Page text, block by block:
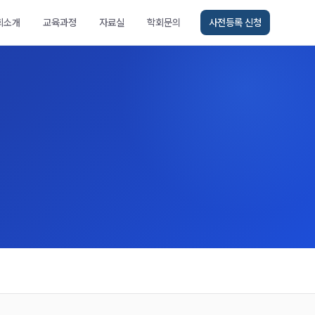
소개 교육과정 자료실 학회문의 사전등록 신청